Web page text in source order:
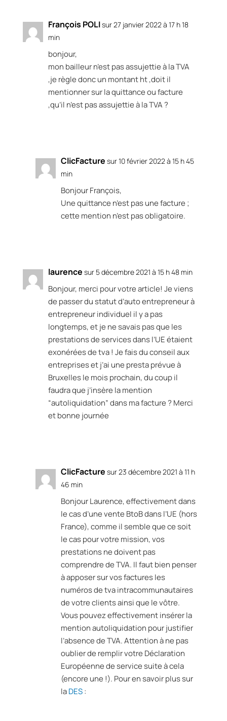
François POLIsur 27 janvier 2022 à 17 h 18
min
bonjour,
mon bailleur n’est pas assujettie à la TVA
,je règle donc un montant ht ,doit il
mentionner sur la quittance ou facture
,qu’il n’est pas assujettie à la TVA ?
ClicFacture sur 10 février 2022 à 15 h 45
min
Bonjour François,
Une quittance n’est pas une facture ;
cette mention n’est pas obligatoire.
laurence sur 5 décembre 2021 à 15 h 48 min
Bonjour, merci pour votre article! Je viens
de passer du statut d’auto entrepreneur à
entrepreneur individuel il y a pas
longtemps, et je ne savais pas que les
prestations de services dans l’UE étaient
exonérées de tva ! Je fais du conseil aux
entreprises et j’ai une presta prévue à
Bruxelles le mois prochain, du coup il
faudra que j’insère la mention
“autoliquidation” dans ma facture ? Merci
et bonne journée
ClicFacture sur 23 décembre 2021 à 11 h
46 min
Bonjour Laurence, effectivement dans
le cas d’une vente BtoB dans l’UE (hors
France), comme il semble que ce soit
le cas pour votre mission, vos
prestations ne doivent pas
comprendre de TVA. Il faut bien penser
à apposer sur vos factures les
numéros de tva intracommunautaires
de votre clients ainsi que le vôtre.
Vous pouvez effectivement insérer la
mention autoliquidation pour justifier
l’absence de TVA. Attention à ne pas
oublier de remplir votre Déclaration
Européenne de service suite à cela
(encore une !). Pour en savoir plus sur
laDES: